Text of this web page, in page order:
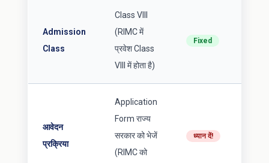
Admission
Class
Class VIII
(RIMC में
प्रवेश Class
VIII में होता है)
Fixed
आवेदन
प्रक्रिया
Application
Form राज्य
सरकार को भेजें
(RIMC को
ध्यान दें!